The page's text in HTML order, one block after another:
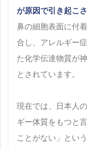
が原因で引き起こ
鼻の細胞表面に付
合し、アレルギー
た化学伝達物質が
とされています。
現在では、日本人
ギー体質をもつと
ことがない」とい